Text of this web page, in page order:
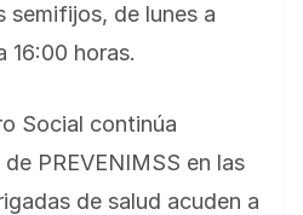
semifijos, de lunes a
16:00 horas.
Social continúa
PREVENIMSS en las
de salud acuden a